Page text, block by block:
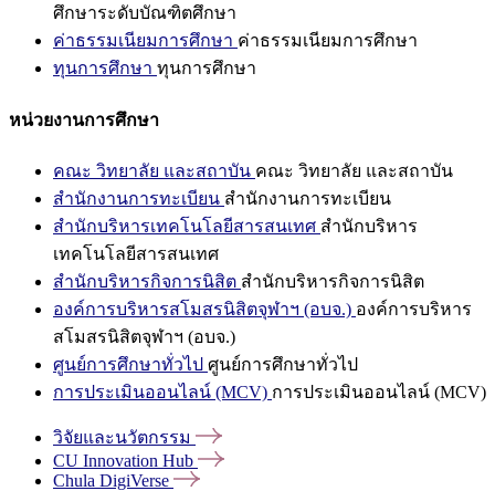
ศึกษาระดับบัณฑิตศึกษา
ค่าธรรมเนียมการศึกษา ค่าธรรมเนียมการศึกษา
ทุนการศึกษา ทุนการศึกษา
หน่วยงานการศึกษา
คณะ วิทยาลัย และสถาบัน คณะ วิทยาลัย และสถาบัน
สำนักงานการทะเบียน สำนักงานการทะเบียน
สำนักบริหารเทคโนโลยีสารสนเทศ สำนักบริหาร
เทคโนโลยีสารสนเทศ
สำนักบริหารกิจการนิสิต สำนักบริหารกิจการนิสิต
องค์การบริหารสโมสรนิสิตจุฬาฯ (อบจ.) องค์การบริหาร
สโมสรนิสิตจุฬาฯ (อบจ.)
ศูนย์การศึกษาทั่วไป ศูนย์การศึกษาทั่วไป
การประเมินออนไลน์ (MCV) การประเมินออนไลน์ (MCV)
วิจัยและนวัตกรรม
CU Innovation Hub
Chula DigiVerse